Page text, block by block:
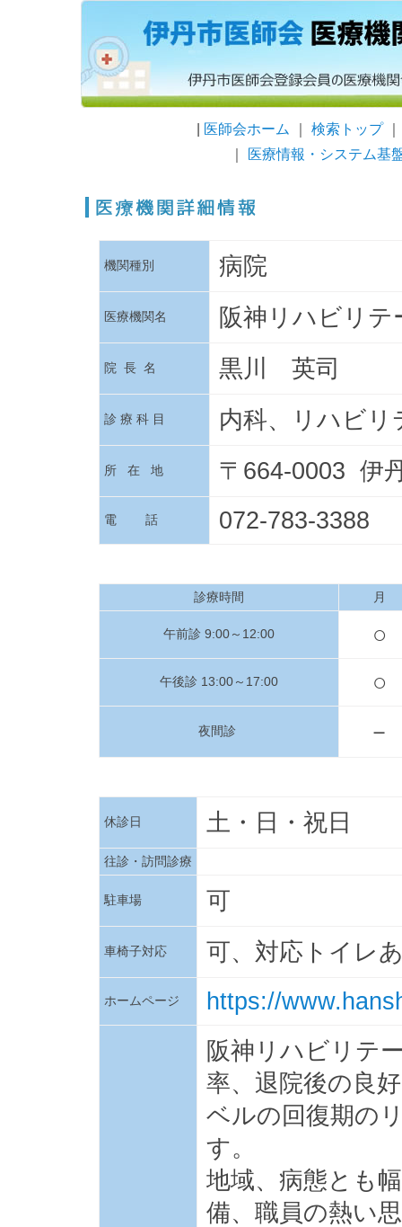
医師会ホーム 検索トップ
医療情報・システム基
機関種別 病院
医療機関名 阪神リハビリテ
院 長 名 黒川 英司
診 療 科 目 内科、リハビリ
所 在 地 〒664-0003 伊
電 話 072-783-3388
診療時間 月
午前診 9:00～12:00 ○
午後診 13:00～17:00 ○
夜間診 －
休診日 土・日・祝日
往診・訪問診療
駐車場 可
車椅子対応 可、対応トイレ
ホームページ https://
阪神リハビリテ
率、退院後の良
ベルの回復期の
す。
地域、病態とも
備、職員の熱い